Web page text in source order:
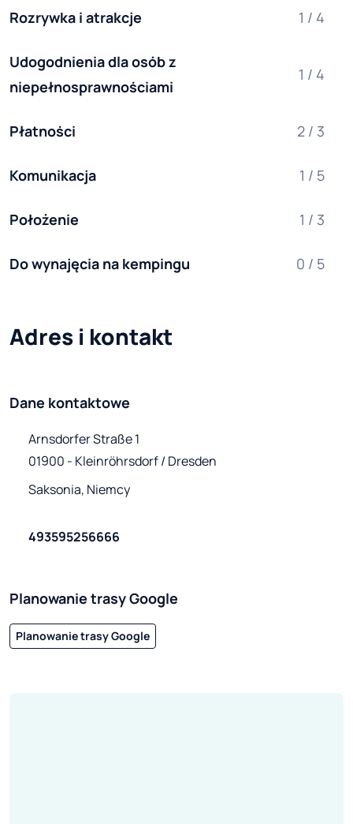
Rozrywka i atrakcje 1 / 4
Udogodnienia dla osób z
niepełnosprawnościami
1 / 4
Płatności 2 / 3
Komunikacja 1 / 5
Położenie 1 / 3
Do wynajęcia na kempingu 0 / 5
Adres i kontakt
Dane kontaktowe
Arnsdorfer Straße 1
01900 - Kleinröhrsdorf / Dresden
Saksonia, Niemcy
493595256666
Planowanie trasy Google
Planowanie trasy Google